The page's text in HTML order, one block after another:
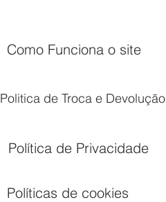
Como Funciona o site
Politica de Troca e Devolução
Política de Privacidade
Políticas de cookies